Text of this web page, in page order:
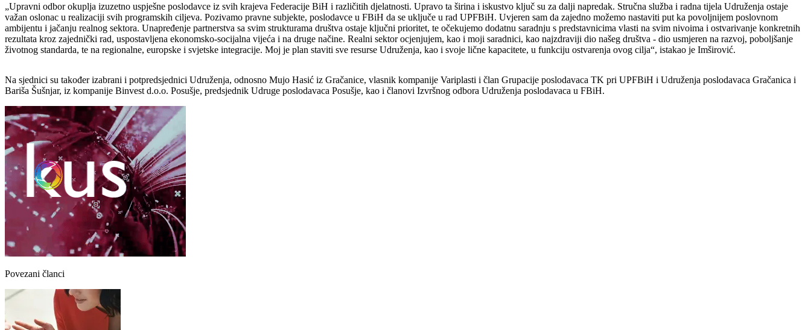
„Upravni odbor okuplja izuzetno uspješne poslodavce iz svih krajeva Federacije BiH i različitih djelatnosti. Upravo ta širina i iskustvo ključ su za dalji napredak. Stručna služba i radna tijela Udruženja ostaje
važan oslonac u realizaciji svih programskih ciljeva. Pozivamo pravne subjekte, poslodavce u FBiH da se uključe u rad UPFBiH. Uvjeren sam da zajedno možemo nastaviti put ka povoljnijem poslovnom
ambijentu i jačanju realnog sektora. Unapređenje partnerstva sa svim strukturama društva ostaje ključni prioritet, te očekujemo dodatnu saradnju s predstavnicima vlasti na svim nivoima i ostvarivanje konkretnih
rezultata kroz zajednički rad, uspostavljena ekonomsko-socijalna vijeća i na druge načine. Realni sektor ocjenjujem, kao i moji saradnici, kao najzdraviji dio našeg društva - dio usmjeren na razvoj, poboljšanje
životnog standarda, te na regionalne, europske i svjetske integracije. Moj je plan staviti sve resurse Udruženja, kao i svoje lične kapacitete, u funkciju ostvarenja ovog cilja“, istakao je Imširović.
Na sjednici su također izabrani i potpredsjednici Udruženja, odnosno Mujo Hasić iz Gračanice, vlasnik kompanije Variplasti i član Grupacije poslodavaca TK pri UPFBiH i Udruženja poslodavaca Gračanica i
Bariša Šušnjar, iz kompanije Binvest d.o.o. Posušje, predsjednik Udruge poslodavaca Posušje, kao i članovi Izvršnog odbora Udruženja poslodavaca u FBiH.
Povezani članci